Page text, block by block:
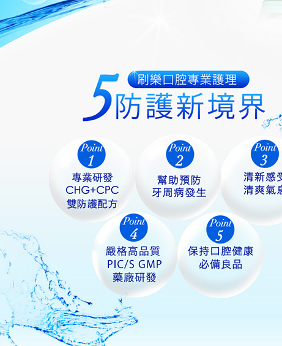
3. Pada masa ini
pembeli, no.
untuk
Pengumpulan
(https://aftee.tw/
Jumlah yang
kelulusan boleh
pembayaran
20% setahun
mendapatkan
untuk
Sila hubungi NP
mempunyai
penggunaan
peribadi yang
digunakan oleh